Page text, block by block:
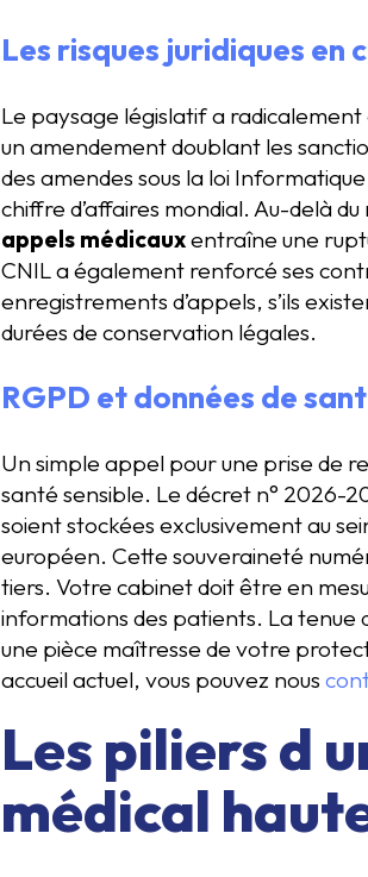
Les risques juridiques en
Le paysage législatif a
un amendement doublant les
des amendes sous la loi
chiffre d’affaires mondial. Au-delà
appels médicauxentraîne une
CNIL a également renforcé ses
enregistrements d’appels, s’ils
durées de conservation légales.
RGPD et données de
Un simple appel pour une prise de
santé sensible. Le décret n° 2026-
soient stockées exclusivement au
européen. Cette souveraineté
tiers. Votre cabinet doit être en
informations des patients. La tenue
une pièce maîtresse de votre
accueil actuel, vous pouvez nous
Les piliers d
médical